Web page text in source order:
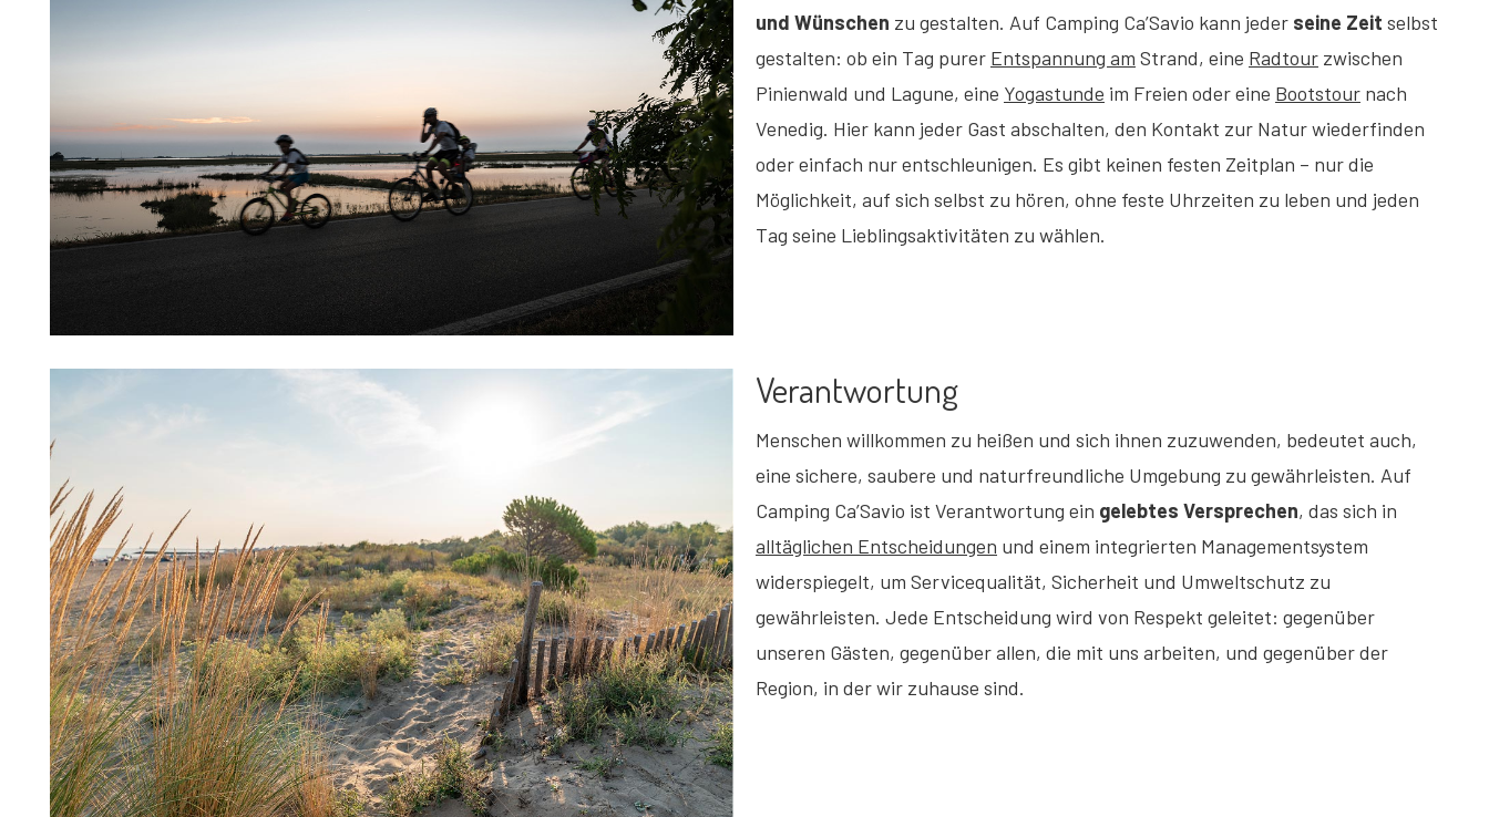
und Wünschen zu gestalten. Auf Camping Ca’Savio kann jeder seine Zeit selbst
gestalten: ob ein Tag purer Entspannung am Strand, eine Radtour zwischen
Pinienwald und Lagune, eine Yogastunde im Freien oder eine Bootstour nach
Venedig. Hier kann jeder Gast abschalten, den Kontakt zur Natur wiederfinden
oder einfach nur entschleunigen. Es gibt keinen festen Zeitplan – nur die
Möglichkeit, auf sich selbst zu hören, ohne feste Uhrzeiten zu leben und jeden
Tag seine Lieblingsaktivitäten zu wählen.
Verantwortung
Menschen willkommen zu heißen und sich ihnen zuzuwenden, bedeutet auch,
eine sichere, saubere und naturfreundliche Umgebung zu gewährleisten. Auf
Camping Ca’Savio ist Verantwortung ein gelebtes Versprechen, das sich in
alltäglichen Entscheidungen und einem integrierten Managementsystem
widerspiegelt, um Servicequalität, Sicherheit und Umweltschutz zu
gewährleisten. Jede Entscheidung wird von Respekt geleitet: gegenüber
unseren Gästen, gegenüber allen, die mit uns arbeiten, und gegenüber der
Region, in der wir zuhause sind.